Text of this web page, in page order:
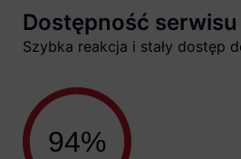
Dostępność
Szybka reakcja i stały dostęp
100%